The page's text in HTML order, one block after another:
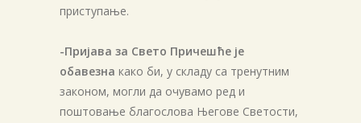
приступање.
-Пријава за Свето Причешће је
обавезна како би, у складу са тренутним
законом, могли да очувамо ред и
поштовање благослова Његове Светости,